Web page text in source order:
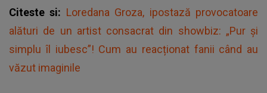
Citeste si: Loredana Groza, ipostază provocatoare
alături de un artist consacrat din showbiz: „Pur și
simplu îl iubesc”! Cum au reacționat fanii când au
văzut imaginile